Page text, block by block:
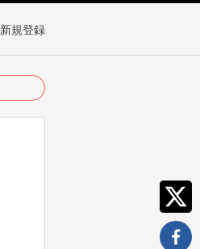
新規登録